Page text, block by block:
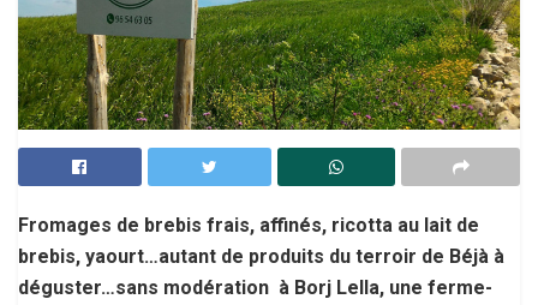
Fromages de brebis frais, affinés, ricotta au lait de
brebis, yaourt…autant de produits du terroir de Béjà à
déguster…sans modération à Borj Lella, une ferme-